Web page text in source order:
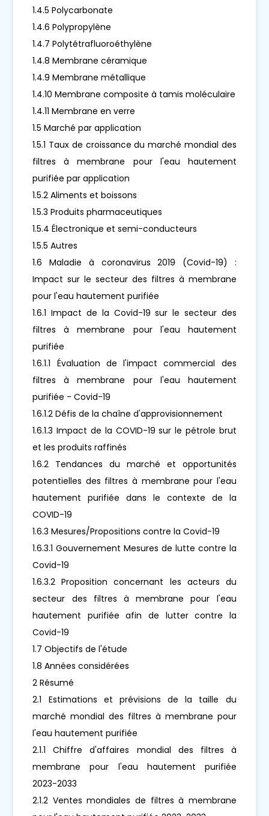
1.4.5 Polycarbonate
1.4.6 Polypropylène
1.4.7 Polytétrafluoroéthylène
1.4.8 Membrane céramique
1.4.9 Membrane métallique
1.4.10 Membrane composite à tamis moléculaire
1.4.11 Membrane en verre
1.5 Marché par application
1.5.1 Taux de croissance du marché mondial des
filtres à membrane pour l'eau hautement
purifiée par application
1.5.2 Aliments et boissons
1.5.3 Produits pharmaceutiques
1.5.4 Électronique et semi-conducteurs
1.5.5 Autres
1.6 Maladie à coronavirus 2019 (Covid-19) :
Impact sur le secteur des filtres à membrane
pour l'eau hautement purifiée
1.6.1 Impact de la Covid-19 sur le secteur des
filtres à membrane pour l'eau hautement
purifiée
1.6.1.1 Évaluation de l'impact commercial des
filtres à membrane pour l'eau hautement
purifiée - Covid-19
1.6.1.2 Défis de la chaîne d'approvisionnement
1.6.1.3 Impact de la COVID-19 sur le pétrole brut
et les produits raffinés
1.6.2 Tendances du marché et opportunités
potentielles des filtres à membrane pour l'eau
hautement purifiée dans le contexte de la
COVID-19
1.6.3 Mesures/Propositions contre la Covid-19
1.6.3.1 Gouvernement Mesures de lutte contre la
Covid-19
1.6.3.2 Proposition concernant les acteurs du
secteur des filtres à membrane pour l'eau
hautement purifiée afin de lutter contre la
Covid-19
1.7 Objectifs de l'étude
1.8 Années considérées
2 Résumé
2.1 Estimations et prévisions de la taille du
marché mondial des filtres à membrane pour
l'eau hautement purifiée
2.1.1 Chiffre d'affaires mondial des filtres à
membrane pour l'eau hautement purifiée
2023-2033
2.1.2 Ventes mondiales de filtres à membrane